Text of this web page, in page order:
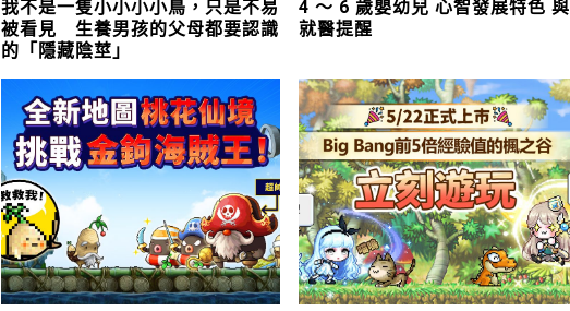
我不是一隻小小小小鳥，只是不易
被看見 生養男孩的父母都要認識
的「隱藏陰莖」
4 ～ 6 歲嬰幼兒 心智發展特色 與
就醫提醒